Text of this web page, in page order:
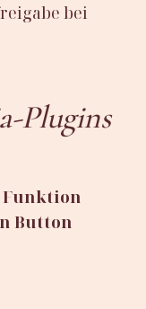
bei
Plugins
Button